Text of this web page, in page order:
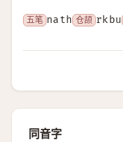
五笔 nath 仓颉 rkbu
同音字